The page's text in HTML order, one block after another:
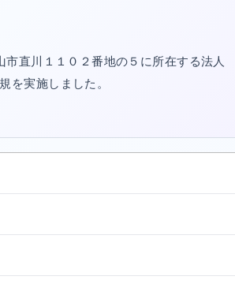
直川１１０２番地の５に所在する法人
を実施しました。